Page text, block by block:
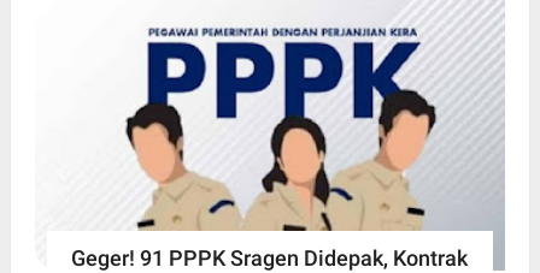
Geger! 91 PPPK Sragen Didepak, Kontrak